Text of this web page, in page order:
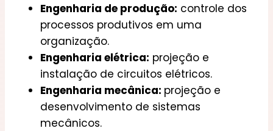
Engenharia de produção: controle dos
processos produtivos em uma
organização.
Engenharia elétrica: projeção e
instalação de circuitos elétricos.
Engenharia mecânica: projeção e
desenvolvimento de sistemas
mecânicos.